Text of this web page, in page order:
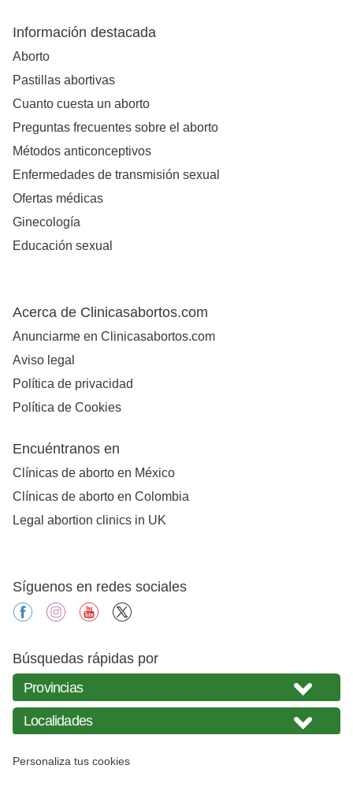
Información destacada
Aborto
Pastillas abortivas
Cuanto cuesta un aborto
Preguntas frecuentes sobre el aborto
Métodos anticonceptivos
Enfermedades de transmisión sexual
Ofertas médicas
Ginecología
Educación sexual
Acerca de Clinicasabortos.com
Anunciarme en Clinicasabortos.com
Aviso legal
Política de privacidad
Política de Cookies
Encuéntranos en
Clínicas de aborto en México
Clínicas de aborto en Colombia
Legal abortion clinics in UK
Síguenos en redes sociales
facebookinstagramyoutube
Búsquedas rápidas por
Personaliza tus cookies